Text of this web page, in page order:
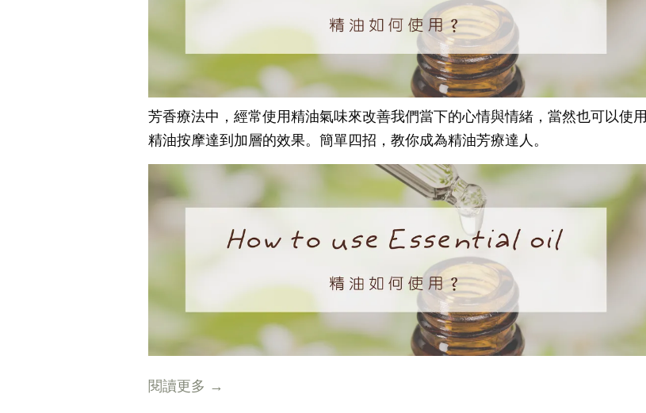
芳香療法中，經常使用精油氣味來改善我們當下的心情與情緒，當然也可以使用
精油按摩達到加層的效果。簡單四招，教你成為精油芳療達人。
閱讀更多 →